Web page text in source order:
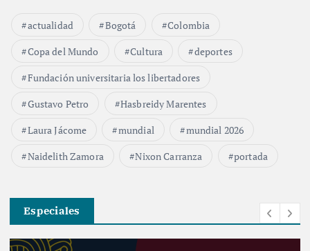
actualidad Bogotá
Colombia
Copa del Mundo
Cultura
deportes
Fundación universitaria los libertadores
Gustavo Petro
Hasbreidy Marentes
Laura Jácome
mundial
mundial 2026
Naidelith Zamora
Nixon Carranza portada
Especiales